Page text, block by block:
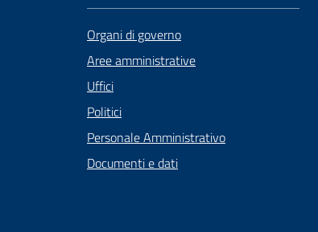
Organi di governo
Aree amministrative
Uffici
Politici
Personale Amministrativo
Documenti e dati